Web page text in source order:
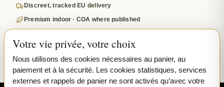
Discreet, tracked EU delivery
Premium indoor · COA where published
SECURE PAYMENTS VISA MASTERCARD
₿ BITCOIN SEPA PPL
Votre vie privée, votre choix
Nous utilisons des cookies nécessaires au panier, au
paiement et à la sécurité. Les cookies statistiques, services
externes et rappels de panier ne sont activés qu’avec votre